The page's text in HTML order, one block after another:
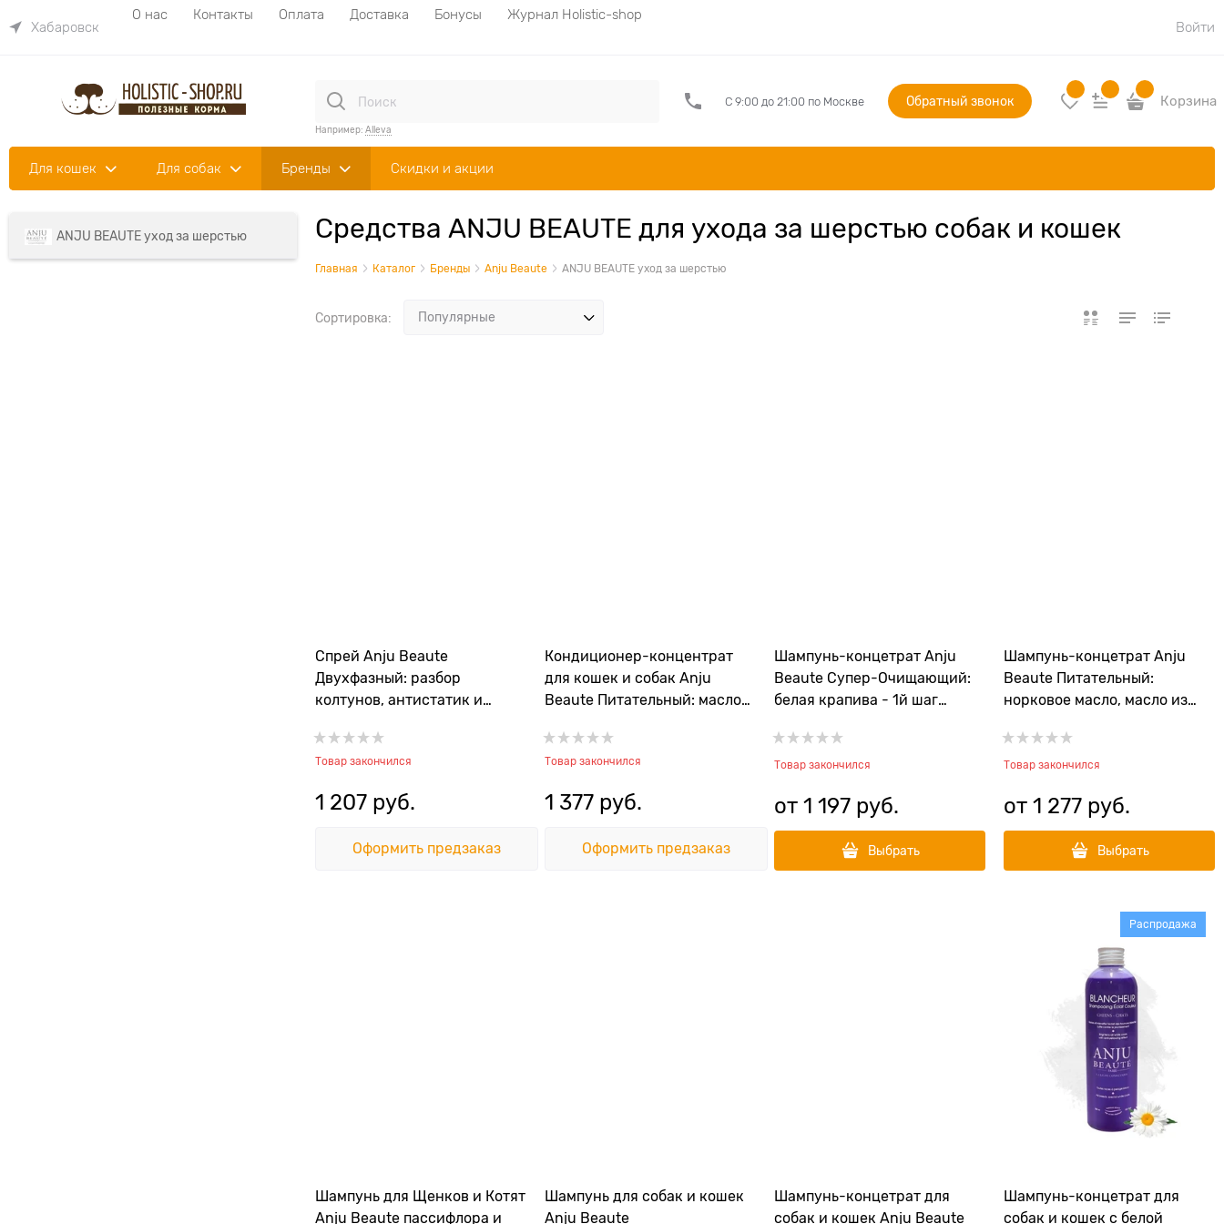
Хабаровск
О нас Контакты Оплата Доставка Бонусы
Журнал Holistic-shop
Войти
Например: Alleva
С 9:00 до 21:00 по Москве Обратный звонок Корзина
Для кошек Для собак Бренды Скидки и акции
ANJU BEAUTE уход за шерстью Средства ANJU BEAUTE для ухода за шерстью собак и кошек
Главная Каталог Бренды Anju Beaute ANJU BEAUTE уход за шерстью
Сортировка:
Спрей Anju Beaute
Двухфазный: разбор
колтунов, антистатик и
(AN80)
Товар закончился
1 207 руб.
Оформить предзаказ
Кондиционер-концентрат
для кошек и собак Anju
Beaute Питательный: масло
колтунов (Creme Rinse
Baume)
Товар закончился
1 377 руб.
Оформить предзаказ
Шампунь-концетрат Anju
Beaute Супер-Очищающий:
белая крапива - 1й шаг
Shampooing), 1:5
Товар закончился
от 1 197 руб.
Выбрать
Шампунь-концетрат Anju
Beaute Питательный:
норковое масло, масло из
(Cachemire Shampooing
Товар закончился
от 1 277 руб.
Выбрать
Шампунь для Щенков и Котят
Anju Beaute пассифлора и
Шампунь для собак и кошек
Anju Beaute
Шампунь-концетрат для
собак и кошек Anju Beaute
Шампунь-концетрат для
собак и кошек с белой
Распродажа